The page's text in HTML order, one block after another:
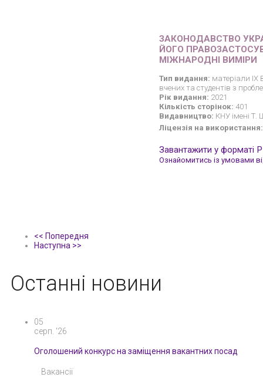
ЗАКОНОДАВСТВО
ЙОГО
МІЖНАРОДНІ ВИМІРИ
Тип видання: матеріали ІХ
вчених та студентів з
Рік видання: 2021
Кількість сторінок: 401
Видавництво: КНУ імені Т.
Ліцензія на використання:
Завантажити у форматі
Ознайомитись із умовами
<< Попередня
Наступна >>
Останні новини
05
серп. '26
Оголошений конкурс на заміщення вакантних посад
Вакансії